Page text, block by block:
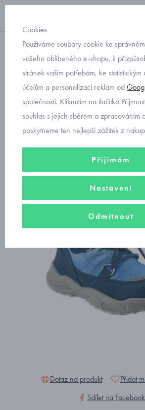
dětské sněhule
Superfit sněhule
Glacier 1-
Dotaz na produkt
Přidat
Sdílet na
Cookies
Používáme soubory cookie ke
vašeho oblíbeného e-shopu, k
stránek vašim potřebám, ke
účelům a personalizaci reklam od
společností. Kliknutím na tlačítko
souhlas s jejich sběrem a zpracováním
poskytneme ten nejlepší zážitek z
Přijímám
Nastavení
Odmítnout